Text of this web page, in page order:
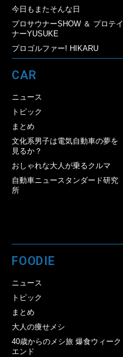
今日もまたそんな日
プロサウナーSHOW ＆ プロテイ
ナーYUSUKE
プロゴルファー! HIKARU
CAR
ニュース
トピック
まとめ
文化系男子は電気自動車の夢を
見るか？
おしゃれな大人が乗るクルマ
自動車ニュースタンダード研究
所
FOODIE
ニュース
トピック
まとめ
大人の痩せメシ
40歳からのメシ旅 爆食ウィーク
エンド